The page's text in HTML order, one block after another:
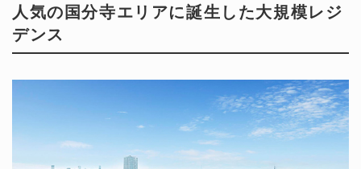
人気の国分寺エリアに誕生した大規模レジ
デンス